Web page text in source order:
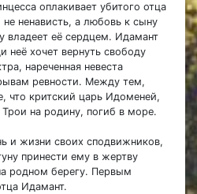
оплакивает убитого отца
ненависть, а любовь к сыну
владеет её сердцем. Идамант
хочет вернуть свободу
нареченная невеста
ревности. Между тем,
что критский царь Идоменей,
на родину, погиб в море.
и жизни своих сподвижников,
принести ему в жертву
родном берегу. Первым
Идамант.